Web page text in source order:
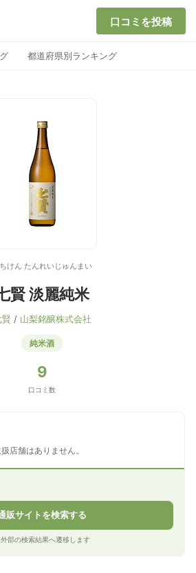
口コミを投稿
都道府県別ランキング
けん たんれいじゅんまい
賢 淡麗純米
/ 山梨銘醸株式会社
純米酒
9
口コミ数
店舗はありません。
販サイトを検索する
部の検索結果へ遷移します